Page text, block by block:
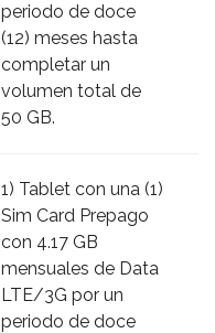
periodo de doce
(12) meses hasta
completar un
volumen total de
50 GB.
1) Tablet con una (1)
Sim Card Prepago
con 4.17 GB
mensuales de Data
LTE/3G por un
periodo de doce